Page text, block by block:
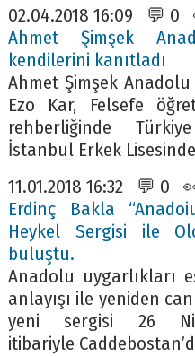
02.04.2018 16:09 💬 0
Ahmet Şimşek
kendilerini kanıtladı
Ahmet Şimşek Anadolu
Ezo Kar, Felsefe
rehberliğinde
İstanbul Erkek
11.01.2018 16:32 💬 0
Erdinç Bakla
Heykel Sergisi ile
buluştu.
Anadolu uygarlıkları
anlayışı ile yeniden
yeni sergisi 26
itibariyle